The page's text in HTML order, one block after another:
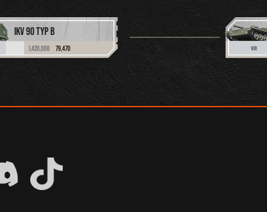
IKV 90 TYP B
1,420,000 79,470 VIII